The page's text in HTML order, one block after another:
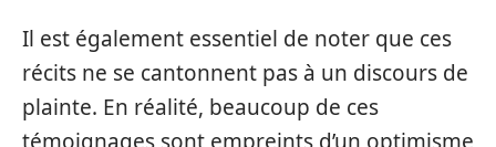
Il est également essentiel de noter que ces
récits ne se cantonnent pas à un discours de
plainte. En réalité, beaucoup de ces